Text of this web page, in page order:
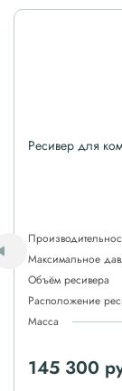
Ресивер для
Максимальное
Объём ресивера
Расположение
Масса
145 300